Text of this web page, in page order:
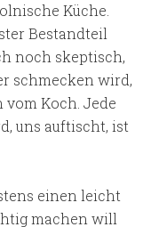
Küche.
Bestandteil
noch skeptisch,
schmecken wird,
Koch. Jede
uns auftischt, ist
einen leicht
machen will